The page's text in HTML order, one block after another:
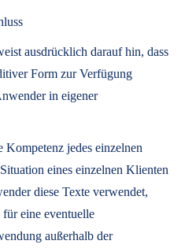
ausdrücklich darauf hin, dass
Form zur Verfügung
in eigener
jedes einzelnen
eines einzelnen Klienten
diese Texte verwendet,
eine eventuelle
außerhalb der